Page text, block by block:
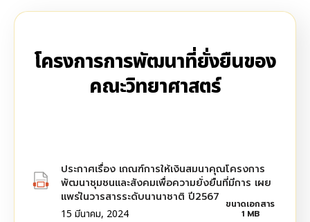
โครงการการพัฒนาที่ยั่งยืนของ
คณะวิทยาศาสตร์
ประกาศเรื่อง เกณฑ์การให้เงินสมนาคุณโครงการ
พัฒนาชุมชนและสังคมเพื่อความยั่งยืนที่มีการ เผย
แพร่ในวารสารระดับนานาชาติ ปี2567
15 มีนาคม, 2024
ขนาดเอกสาร
1 MB